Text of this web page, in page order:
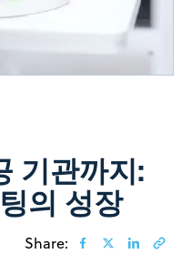
기관까지:
의 성장
Share: